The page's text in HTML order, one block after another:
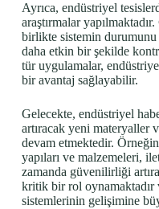
Ayrıca, endüstriyel
araştırmalar
birlikte sistemin durumunu
daha etkin bir şekilde
tür uygulamalar,
bir avantaj sağlayabilir.
Gelecekte, endüstriyel
artıracak yeni materyaller
devam etmektedir.
yapıları ve malzemeleri,
zamanda güvenilirliği
kritik bir rol oynamaktadır
sistemlerinin gelişimine